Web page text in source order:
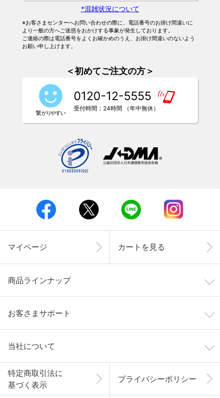
*混雑状況について
※お客さまセンターへお問い合わせの際に、電話番号のお掛け間違いに
より一般の方へご迷惑をおかけする事象が発生しております。
ご連絡の際は電話番号をよくお確かめのうえ、お掛け間違いのないよう
お願い申し上げます。
＜初めてご注文の方＞
0120-12-5555
受付時間：24時間 （年中無休）
マイページ カートを見る
商品ラインナップ
お客さまサポート
当社について
特定商取引法に
基づく表示
プライバシーポリシー